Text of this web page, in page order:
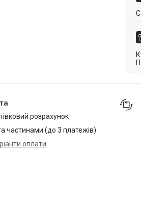
розрахунок
частинами (до 3 платежів)
оплати